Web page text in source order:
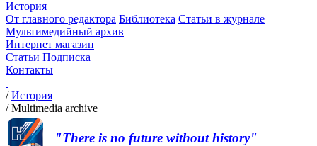
История
От главного редактора Библиотека Статьи в журнале
Мультимедийный архив
Интернет магазин
Статьи Подписка
Контакты
/История
/Multimedia archive
"There is no future without history"